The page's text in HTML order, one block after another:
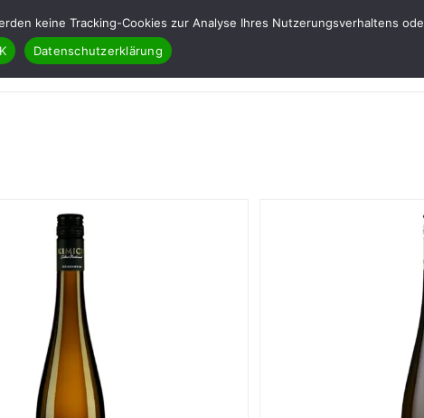
keine Tracking-Cookies zur Analyse Ihres Nutzerungsverhaltens
Datenschutzerklärung